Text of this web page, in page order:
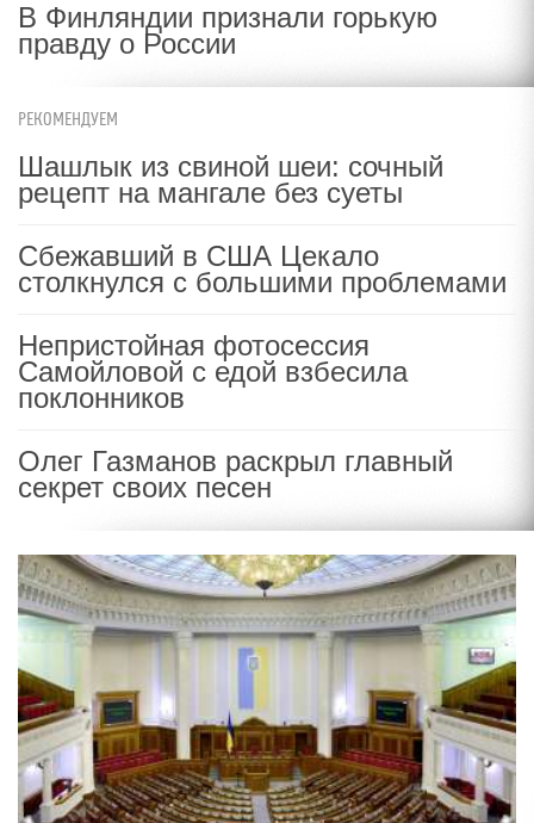
В Финляндии признали горькую
правду о России
РЕКОМЕНДУЕМ
Шашлык из свиной шеи: сочный
рецепт на мангале без суеты
Сбежавший в США Цекало
столкнулся с большими проблемами
Непристойная фотосессия
Самойловой с едой взбесила
поклонников
Олег Газманов раскрыл главный
секрет своих песен